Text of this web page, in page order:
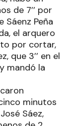
de 7’’ por
Peña
el arquero
por cortar,
que 3’’ en el
mandó la
minutos
Sáez,